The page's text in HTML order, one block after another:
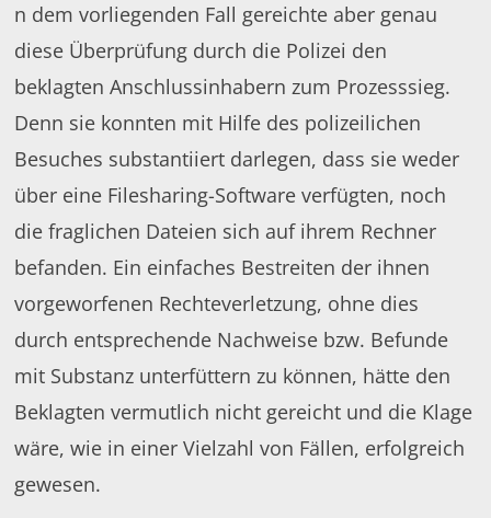
n dem vorliegenden Fall gereichte aber genau
diese Überprüfung durch die Polizei den
beklagten Anschlussinhabern zum Prozesssieg.
Denn sie konnten mit Hilfe des polizeilichen
Besuches substantiiert darlegen, dass sie weder
über eine Filesharing-Software verfügten, noch
die fraglichen Dateien sich auf ihrem Rechner
befanden. Ein einfaches Bestreiten der ihnen
vorgeworfenen Rechteverletzung, ohne dies
durch entsprechende Nachweise bzw. Befunde
mit Substanz unterfüttern zu können, hätte den
Beklagten vermutlich nicht gereicht und die Klage
wäre, wie in einer Vielzahl von Fällen, erfolgreich
gewesen.